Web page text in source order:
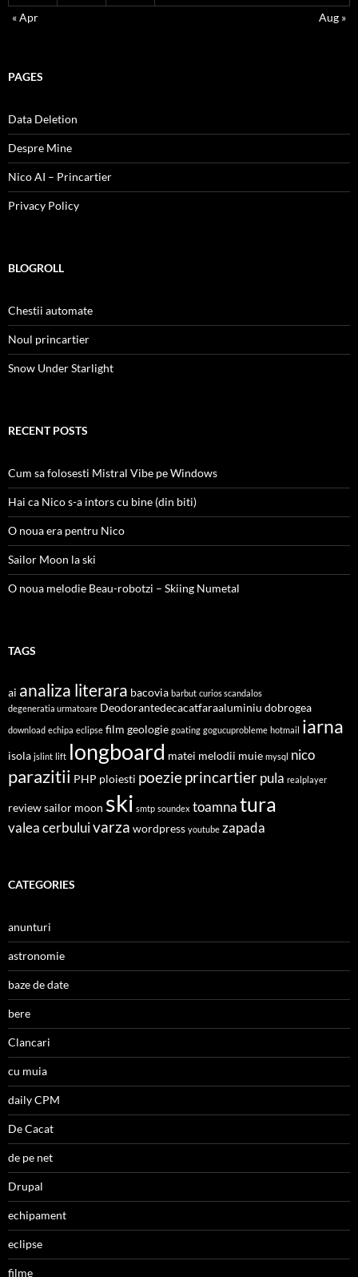
« Apr
Aug »
PAGES
Data Deletion
Despre Mine
Nico AI – Princartier
Privacy Policy
BLOGROLL
Chestii automate
Noul princartier
Snow Under Starlight
RECENT POSTS
Cum sa folosesti Mistral Vibe pe Windows
Hai ca Nico s-a intors cu bine (din biti)
O noua era pentru Nico
Sailor Moon la ski
O noua melodie Beau-robotzi – Skiing Numetal
TAGS
ai analiza literara bacovia barbut curios scandalos
degeneratia urmatoare Deodorantedecacatfaraaluminiu dobrogea
download echipa eclipse film geologie goating gogucuprobleme hotmail iarna
isola jslint lift longboard matei melodii muie mysql nico
parazitii PHP ploiesti poezieprincartierpula realplayer
reviewsailor moon ski smtp soundex toamnatura
valea cerbuluivarza wordpress youtube zapada
CATEGORIES
anunturi
astronomie
baze de date
bere
Clancari
cu muia
daily CPM
De Cacat
de pe net
Drupal
echipament
eclipse
filme